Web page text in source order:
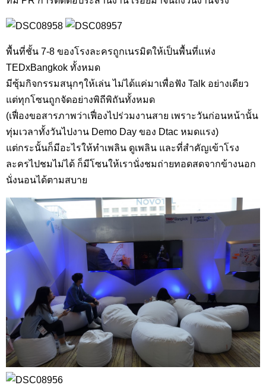
พื้นที่ชั้น 7-8 ของโรงละครถูกเนรมิตให้เป็นพื้นที่แห่ง
TEDxBangkok ทั้งหมด
มีซุ้มกิจกรรมสนุกๆให้เล่น ไม่ได้แค่มาเพื่อฟัง Talk อย่างเดียว
แต่ทุกโซนถูกจัดอย่างพิถีพิถันทั้งหมด
(เฟื่องขอสารภาพว่าเฟื่องไปร่วมงานสาย เพราะวันก่อนหน้านั้น
ทุ่มเวลาทั้งวันไปงาน Demo Day ของ Dtac หมดแรง)
แต่กระนั้นก็มีอะไรให้ทำเพลิน ดูเพลิน และที่สำคัญเข้าโรง
ละครไปชมไม่ได้ ก็มีโซนให้เรานั่งชมถ่ายทอดสดจากข้างนอก
นั่งนอนได้ตามสบาย